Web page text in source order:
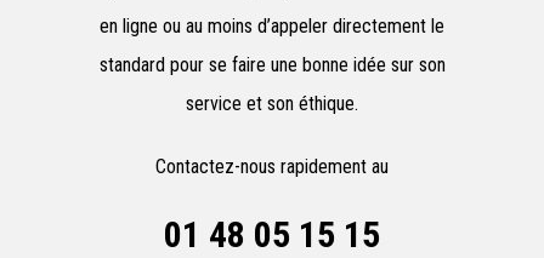
en ligne ou au moins d’appeler directement le
standard pour se faire une bonne idée sur son
service et son éthique.
Contactez-nous rapidement au
01 48 05 15 15